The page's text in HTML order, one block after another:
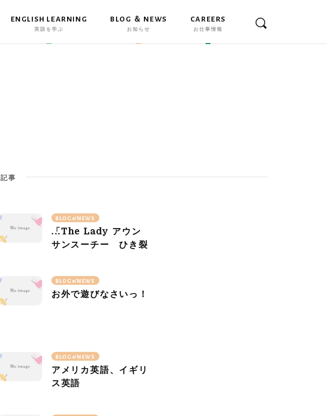
ENGLISH LEARNING
英語を学ぶ
BLOG ＆ NEWS
お知らせ
CAREERS
お仕事情報
記事
BLOG&NEWS
「The Lady アウン
サンスーチー ひき裂
BLOG&NEWS
お外で遊びなさいっ！
BLOG&NEWS
アメリカ英語、イギリ
ス英語